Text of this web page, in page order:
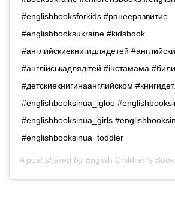
#englishbooksforkids #ранееразвитие
#englishbooksukraine #kidsbook
#английскиекнигидлядетей
#англійськадлядітей #iнстамама
#детскиекнигинаанглийском
#englishbooksinua_igloo
#englishbooksinua_girls
#englishbooksinua_toddler
A post shared by English Children’s